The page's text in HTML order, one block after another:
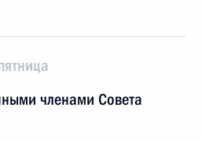
членами Совета